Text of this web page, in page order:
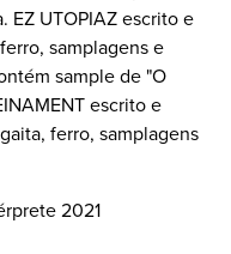
EZ UTOPIAZ escrito e
samplagens e
sample de "O
escrito e
ferro, samplagens
2021